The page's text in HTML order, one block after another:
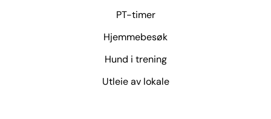
PT-timer
Hjemmebesøk
Hund i trening
Utleie av lokale